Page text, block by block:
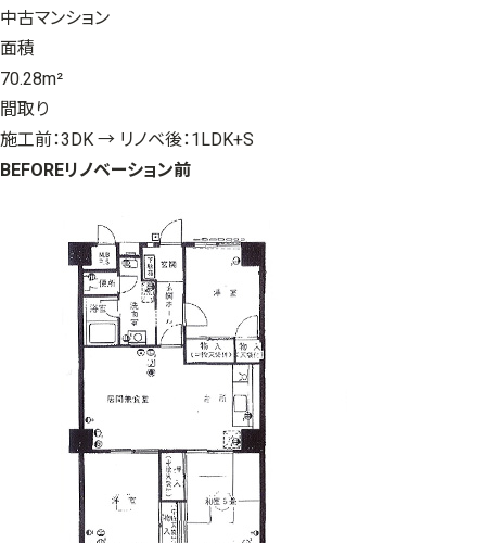
中古マンション
面積
70.28m²
間取り
施工前：3DK → リノベ後：1LDK+S
BEFOREリノベーション前